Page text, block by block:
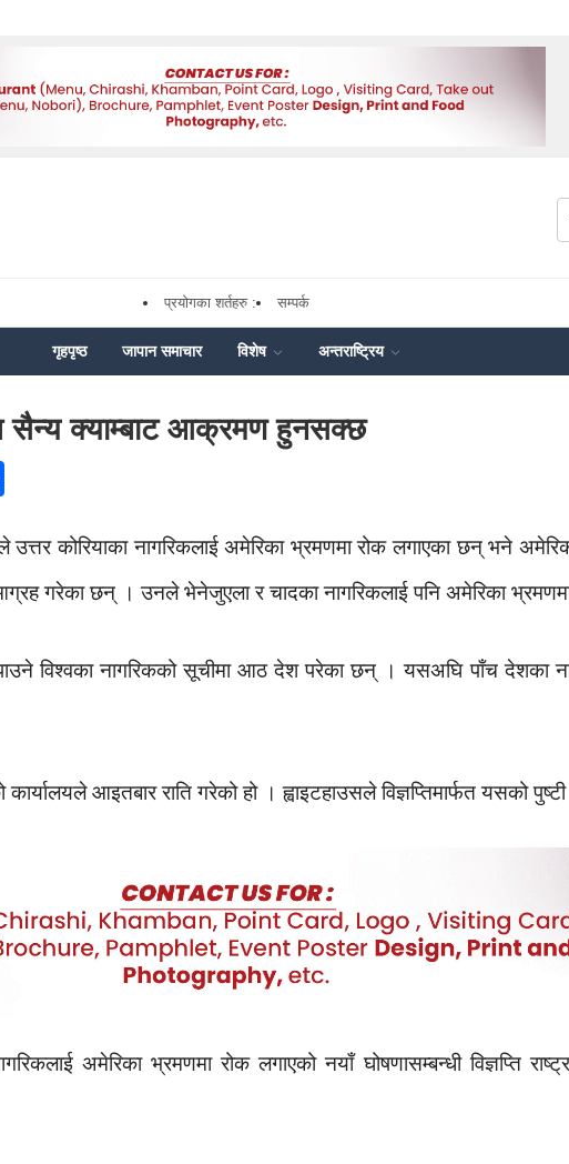
प्रयोगका शर्तहरु : सम्पर्क
गृहपृष्ठ जापान समाचार विशेष अन्तराष्ट्रिय
सैन्य क्याम्बाट आक्रमण हुनसक्छ
उत्तर कोरियाका नागरिकलाई अमेरिका भ्रमणमा रोक लगाएका छन् भने
आग्रह गरेका छन् । उनले भेनेजुएला र चादका नागरिकलाई पनि अमेरिका
विश्वका नागरिकको सूचीमा आठ देश परेका छन् । यसअघि पाँच देशका
आइतबार राति गरेको हो । ह्वाइटहाउसले विज्ञप्तिमार्फत यसको
अमेरिका भ्रमणमा रोक लगाएको नयाँ घोषणासम्बन्धी विज्ञप्ति